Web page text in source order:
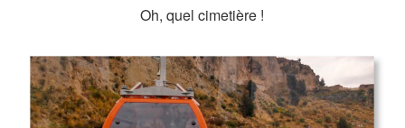
Oh, quel cimetière !